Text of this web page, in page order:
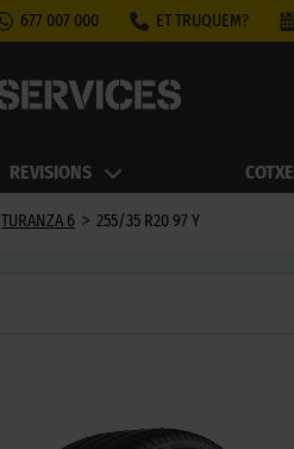
677 007 000 ET TRUQUEM?
REVISIONS COTXE
TURANZA 6 > 255/35 R20 97 Y